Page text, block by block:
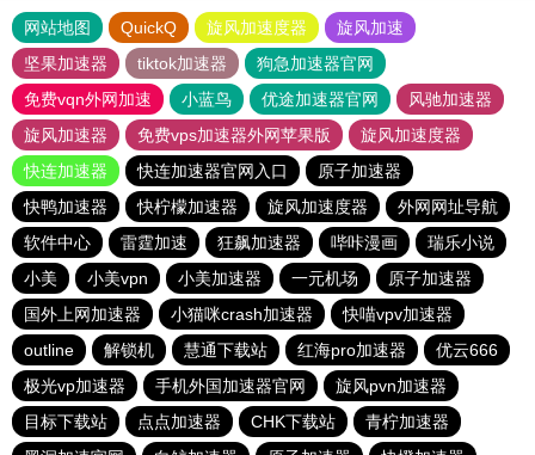
网站地图 QuickQ 旋风加速度器
旋风加速
坚果加速器
tiktok加速器
狗急加速器官网
免费vqn外网加速
小蓝鸟 优途加速器官网
风驰加速器
旋风加速器
免费vps加速器外网苹果版
旋风加速度器
快连加速器
快连加速器官网入口
原子加速器
快鸭加速器
快柠檬加速器 旋风加速度器
外网网址导航
软件中心
雷霆加速 狂飙加速器 哔咔漫画
瑞乐小说
小美
小美vpn 小美加速器 一元机场
原子加速器
国外上网加速器
小猫咪crash加速器
快喵vpv加速器
outline
解锁机 慧通下载站 红海pro加速器
优云666
极光vp加速器
手机外国加速器官网
旋风pvn加速器
目标下载站
点点加速器 CHK下载站
青柠加速器